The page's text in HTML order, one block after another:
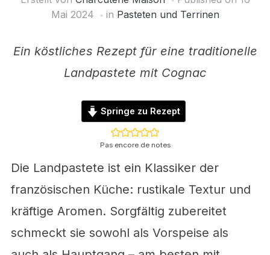
Mai 2024
in Pasteten und Terrinen
Ein köstliches Rezept für eine traditionelle
Landpastete mit Cognac
Springe zu Rezept
Pas encore de notes
Die Landpastete ist ein Klassiker der
französischen Küche: rustikale Textur und
kräftige Aromen. Sorgfältig zubereitet
schmeckt sie sowohl als Vorspeise als